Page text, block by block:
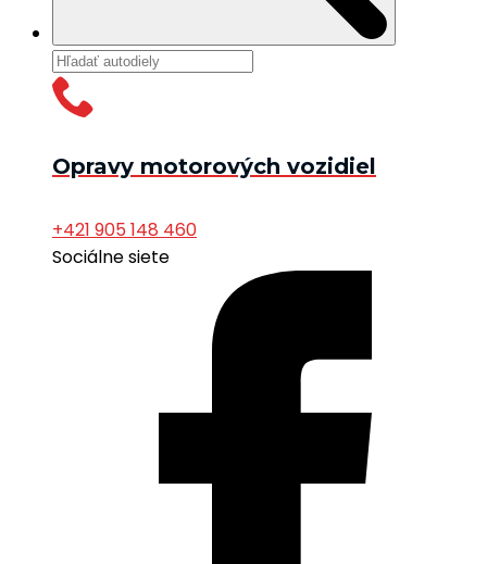
Opravy motorových vozidiel
+421 905 148 460
Sociálne siete